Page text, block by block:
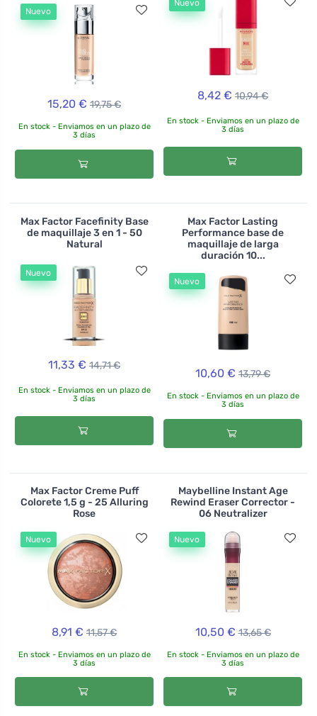
Nuevo
15,20 € 19,75 €
En stock - Enviamos en un plazo de
3 días
Nuevo
8,42 € 10,94 €
En stock - Enviamos en un plazo de
3 días
Max Factor Facefinity Base
de maquillaje 3 en 1 - 50
Natural
Nuevo
11,33 € 14,71 €
En stock - Enviamos en un plazo de
3 días
Max Factor Lasting
Performance base de
maquillaje de larga
duración 10...
Nuevo
10,60 € 13,79 €
En stock - Enviamos en un plazo de
3 días
Max Factor Creme Puff
Colorete 1,5 g - 25 Alluring
Rose
Nuevo
8,91 € 11,57 €
En stock - Enviamos en un plazo de
3 días
Maybelline Instant Age
Rewind Eraser Corrector -
06 Neutralizer
Nuevo
10,50 € 13,65 €
En stock - Enviamos en un plazo de
3 días